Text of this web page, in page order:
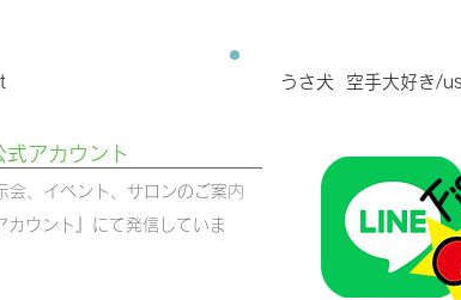
アカウント
会、イベント、サロンのご案内
カウント』にて発信していま
うさ犬 空手大好き/